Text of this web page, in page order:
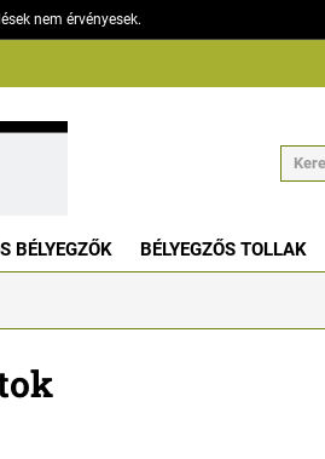
nem érvényesek.
BÉLYEGZŐK BÉLYEGZŐS TOLLAK